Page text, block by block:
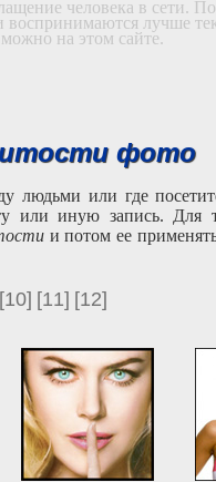
человека в сети.
лучше
можно на этом сайте.
фото
людьми или где
или иную запись. Для
и потом ее
[10] [11] [12]